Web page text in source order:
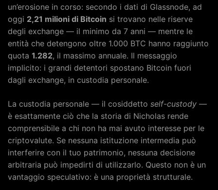
un’erosione in corso: secondo i dati di Glassnode, ad
oggi 2,21 milioni di Bitcoin si trovano nelle riserve
degli exchange — il minimo da 7 anni — mentre le
entità che detengono oltre 1.000 BTC hanno raggiunto
quota 1.282, il massimo annuale. Il messaggio
implicito: i grandi detentori spostano Bitcoin fuori
dagli exchange, in custodia personale.
La custodia personale — il cosiddetto self-custody —
è esattamente ciò che la storia di Nicholas rende
comprensibile a chi non ha mai avuto interesse per le
criptovalute. Se nessuna istituzione intermedia può
interferire con il tuo patrimonio, nessuna decisione
arbitraria può impedirti di utilizzarlo. Questo non è un
vantaggio speculativo: è una proprietà strutturale.